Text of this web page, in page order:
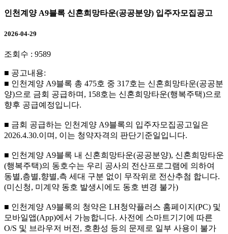
인천계양 A9블록 신혼희망타운(공공분양) 입주자모집공고
2026-04-29
조회수 : 9589
■ 공고내용:
■ 인천계양 A9블록 총 475호 중 317호는 신혼희망타운(공공분
양)으로 금회 공급하며, 158호는 신혼희망타운(행복주택)으로
향후 공급예정입니다.
■ 금회 공급하는 인천계양 A9블록의 입주자모집공고일은
2026.4.30.이며, 이는 청약자격의 판단기준일입니다.
■ 인천계양 A9블록 내 신혼희망타운(공공분양), 신혼희망타운
(행복주택)의 동호수는 우리 공사의 전산프로그램에 의하여
동별,층별,향별,측 세대 구분 없이 무작위로 전산추첨 합니다.
(미신청, 미계약 동호 발생시에도 동호 변경 불가)
■ 인천계양 A9블록의 청약은 LH청약플러스 홈페이지(PC) 및
모바일앱(App)에서 가능합니다. 사전에 스마트기기에 따른
O/S 및 브라우저 버전, 호환성 등의 문제로 일부 사용이 불가